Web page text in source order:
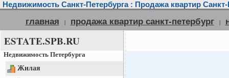
Недвижимость Санкт-Петербурга : Продажа квартир Санкт-
главная | продажа квартир санкт-петербург |
ESTATE.SPB.RU
Недвижимость Петербурга
Жилая